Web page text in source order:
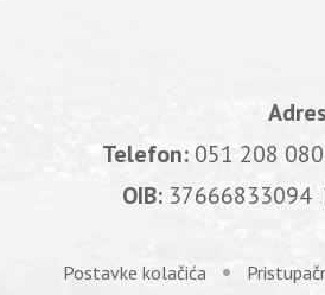
Telefon: 051 208 080
OIB: 37666833094|
Postavke kolačića